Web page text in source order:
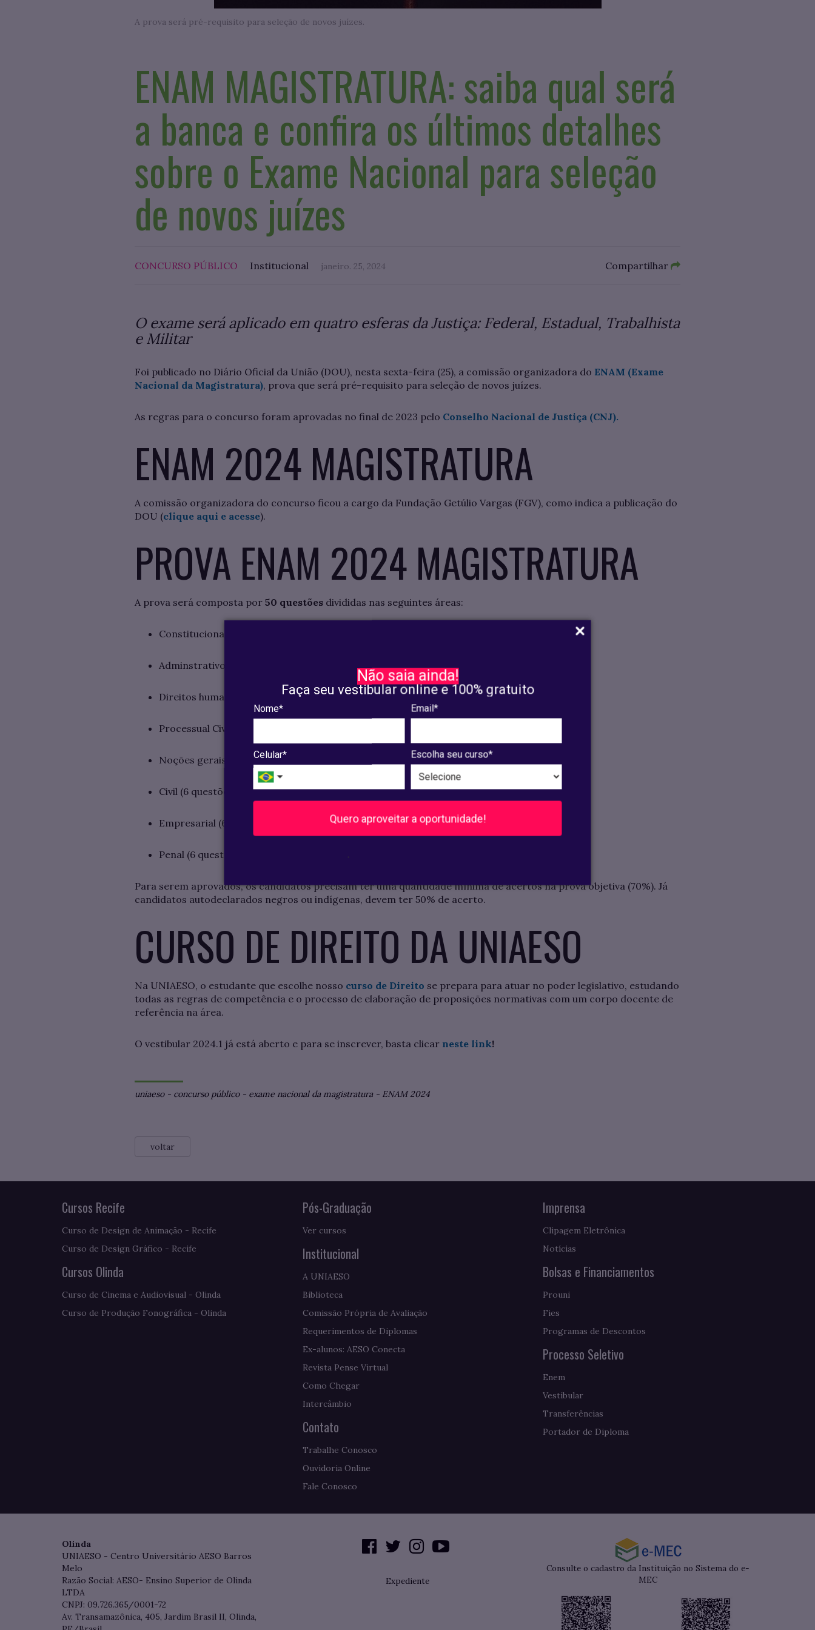
Não saia ainda!
Faça seu vestibular online e 100% gratuito
Nome* Email*
Celular* Escolha seu curso*
Quero aproveitar a oportunidade!
.
A prova será pré-requisito para seleção de novos juízes.
ENAM MAGISTRATURA: saiba qual será
a banca e confira os últimos detalhes
sobre o Exame Nacional para seleção
de novos juízes
CONCURSO PÚBLICO Institucional janeiro. 25, 2024 Compartilhar
O exame será aplicado em quatro esferas da Justiça: Federal, Estadual, Trabalhista
e Militar
Foi publicado no Diário Oficial da União (DOU), nesta sexta-feira (25), a comissão organizadora do ENAM (Exame
Nacional da Magistratura), prova que será pré-requisito para seleção de novos juízes.
As regras para o concurso foram aprovadas no final de 2023 pelo Conselho Nacional de Justiça (CNJ).
ENAM 2024 MAGISTRATURA
A comissão organizadora do concurso ficou a cargo da Fundação Getúlio Vargas (FGV), como indica a publicação do
DOU (clique aqui e acesse).
PROVA ENAM 2024 MAGISTRATURA
A prova será composta por 50 questões divididas nas seguintes áreas:
Constitucional (8 questões)
Adminstrativo (6 questões)
Direitos humanos (6 questões)
Processual Civil (6 questões)
Noções gerais de Direito e formação humanística (6 questões)
Civil (6 questões)
Empresarial (6 questões)
Penal (6 questões)
Para serem aprovados, os candidatos precisam ter uma quantidade mínima de acertos na prova objetiva (70%). Já
candidatos autodeclarados negros ou indígenas, devem ter 50% de acerto.
CURSO DE DIREITO DA UNIAESO
Na UNIAESO, o estudante que escolhe nosso curso de Direito se prepara para atuar no poder legislativo, estudando
todas as regras de competência e o processo de elaboração de proposições normativas com um corpo docente de
referência na área.
O vestibular 2024.1 já está aberto e para se inscrever, basta clicar neste link!
uniaeso- concurso público- exame nacional da magistratura - ENAM 2024
voltar
Cursos Recife
Curso de Design de Animação - Recife
Curso de Design Gráfico - Recife
Cursos Olinda
Curso de Cinema e Audiovisual - Olinda
Curso de Produção Fonográfica - Olinda
Pós-Graduação
Ver cursos
Institucional
A UNIAESO
Biblioteca
Comissão Própria de Avaliação
Requerimentos de Diplomas
Ex-alunos: AESO Conecta
Revista Pense Virtual
Como Chegar
Intercâmbio
Contato
Trabalhe Conosco
Ouvidoria Online
Fale Conosco
Imprensa
Clipagem Eletrônica
Notícias
Bolsas e Financiamentos
Prouni
Fies
Programas de Descontos
Processo Seletivo
Enem
Vestibular
Transferências
Portador de Diploma
Olinda
UNIAESO - Centro Universitário AESO Barros
Melo
Razão Social: AESO- Ensino Superior de Olinda
LTDA
CNPJ: 09.726.365/0001-72
Av. Transamazônica, 405, Jardim Brasil II, Olinda,
Expediente
Consulte o cadastro da Instituição no Sistema do e-
MEC